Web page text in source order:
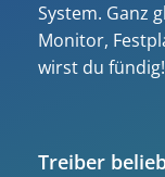
System. Ganz
Monitor,
wirst du fündig!
Treiber